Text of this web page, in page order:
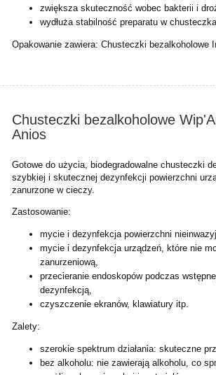
zwiększa skuteczność wobec bakterii i
wydłuża stabilność preparatu w
Opakowanie zawiera: Chusteczki bezalkoholowe
Chusteczki bezalkoholowe
Anios
Gotowe do użycia, biodegradowalne chusteczki
szybkiej i skutecznej dezynfekcji powierzchni
zanurzone w cieczy.
Zastosowanie:
mycie i dezynfekcja powierzchni
mycie i dezynfekcja urządzeń, które nie
zanurzeniową,
przecieranie endoskopów podczas
dezynfekcją,
czyszczenie ekranów, klawiatury itp.
Zalety:
szerokie spektrum działania: skuteczne
bez alkoholu: nie zawierają alkoholu, co